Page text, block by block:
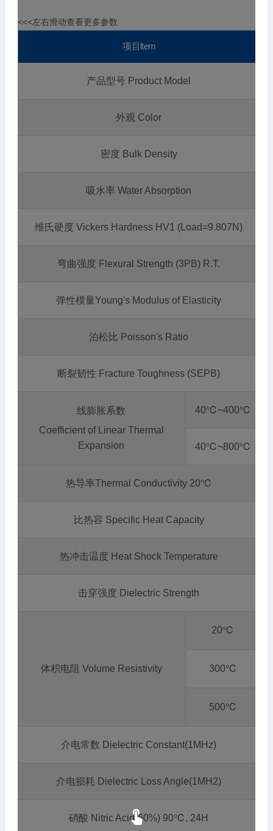
<<<左右滑动查看更多参数

项目ltem
产品型号 Product Model
外观 Color
密度 Bulk Density
吸水率 Water Absorption
维氏硬度 Vickers Hardness HV1 (Load=9.807N)
弯曲强度 Flexural Strength (3PB) R.T.
弹性模量Young's Modulus of Elasticity
泊松比 Poisson's Ratio
断裂韧性 Fracture Toughness (SEPB)
线膨胀系数
Coefficient of Linear Thermal
Expansion
40℃~400℃
40℃~800℃
热导率Thermal Conductivity 20℃
比热容 Specific Heat Capacity
热冲击温度 Heat Shock Temperature
击穿强度 Dielectric Strength
体积电阻 Volume Resistivity
20℃
300℃
500℃
介电常数 Dielectric Constant(1MHz)
介电损耗 Dielectric Loss Angle(1MH2)
硝酸 Nitric Acid(60%) 90℃, 24H